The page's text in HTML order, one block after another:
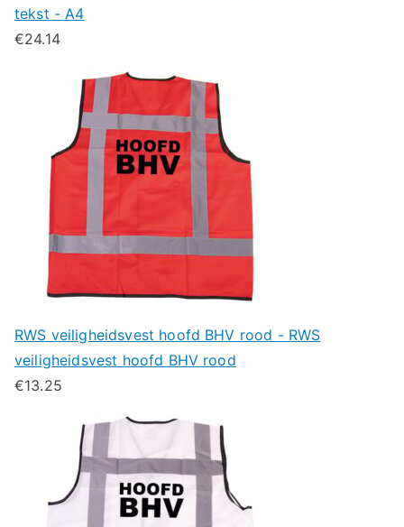
tekst - A4
€24.14
RWS veiligheidsvest hoofd BHV rood - RWS
veiligheidsvest hoofd BHV rood
€13.25